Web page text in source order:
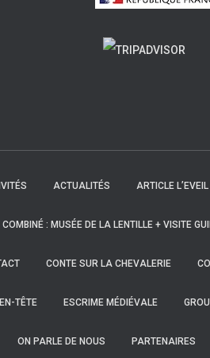
ACTUALITÉS ARTICLE
COMBINÉ : MUSÉE DE LA LENTILLE + VISITE
CONTE SUR LA CHEVALERIE
EN-TÊTE ESCRIME MÉDIÉVALE
ON PARLE DE NOUS PARTENAIRES